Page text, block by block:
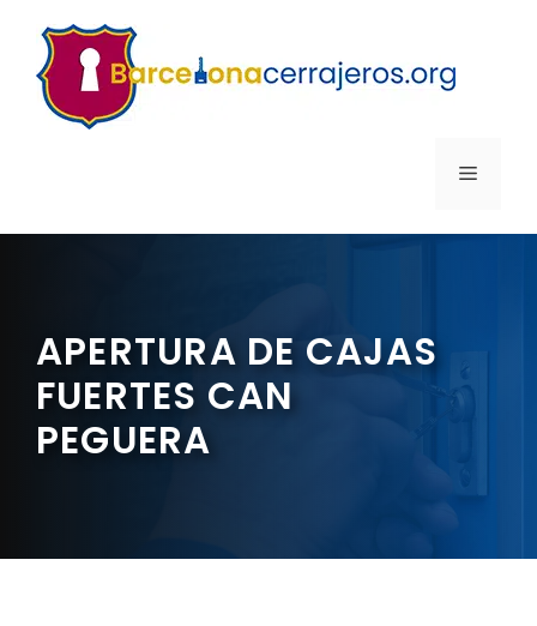
contenido
MENÚ
APERTURA DE CAJAS
FUERTES CAN
PEGUERA